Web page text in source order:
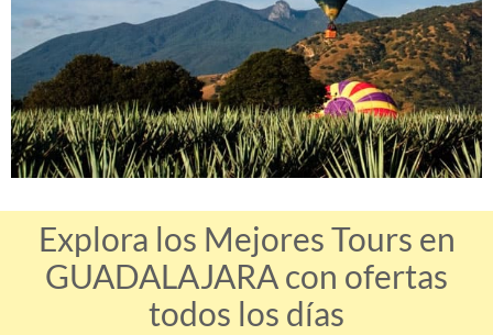
Explora los Mejores Tours en
GUADALAJARA con ofertas
todos los días